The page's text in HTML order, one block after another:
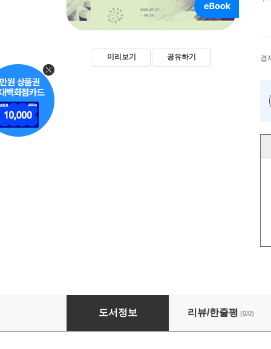
미리보기 공유하기 결
예술 병 연구 보고서
도서정보 리뷰/한줄평 (0/0)